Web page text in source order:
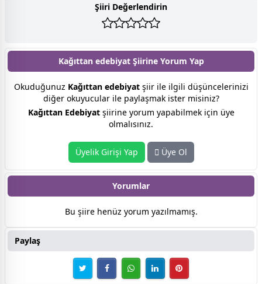
Şiiri Değerlendirin
Kağıttan edebiyat Şiirine Yorum Yap
Okuduğunuz Kağıttan edebiyatşiir ile ilgili düşüncelerinizi
diğer okuyucular ile paylaşmak ister misiniz?
Kağıttan Edebiyatşiirine yorum yapabilmek için üye
olmalısınız.
Üyelik Girişi Yap Üye Ol
Yorumlar
Bu şiire henüz yorum yazılmamış.
Paylaş